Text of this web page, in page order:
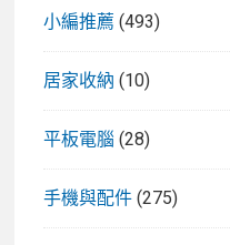
小編推薦 (493)
居家收納 (10)
平板電腦 (28)
手機與配件 (275)